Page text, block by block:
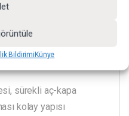
BildirimiKünye
UYGUN
sürekli aç-kapa
kolay yapısı